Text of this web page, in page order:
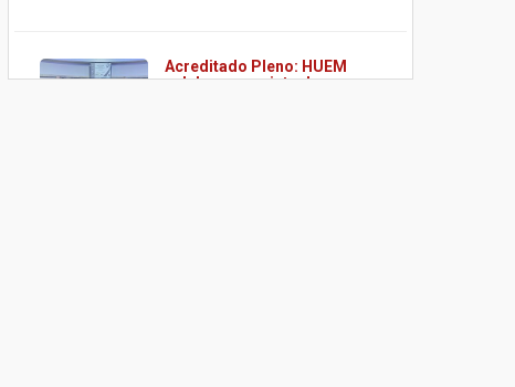
Acreditado Pleno: HUEM
celebra conquista de